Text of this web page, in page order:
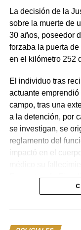
La decisión de la
sobre la muerte de
30 años, poseedor
forzaba la puerta
en el kilómetro 252
El individuo tras
actuante
campo, tras una
a la detención, por
se investigan, se
reglamento del
impactó en el
Fue enterada
quien dirigió la